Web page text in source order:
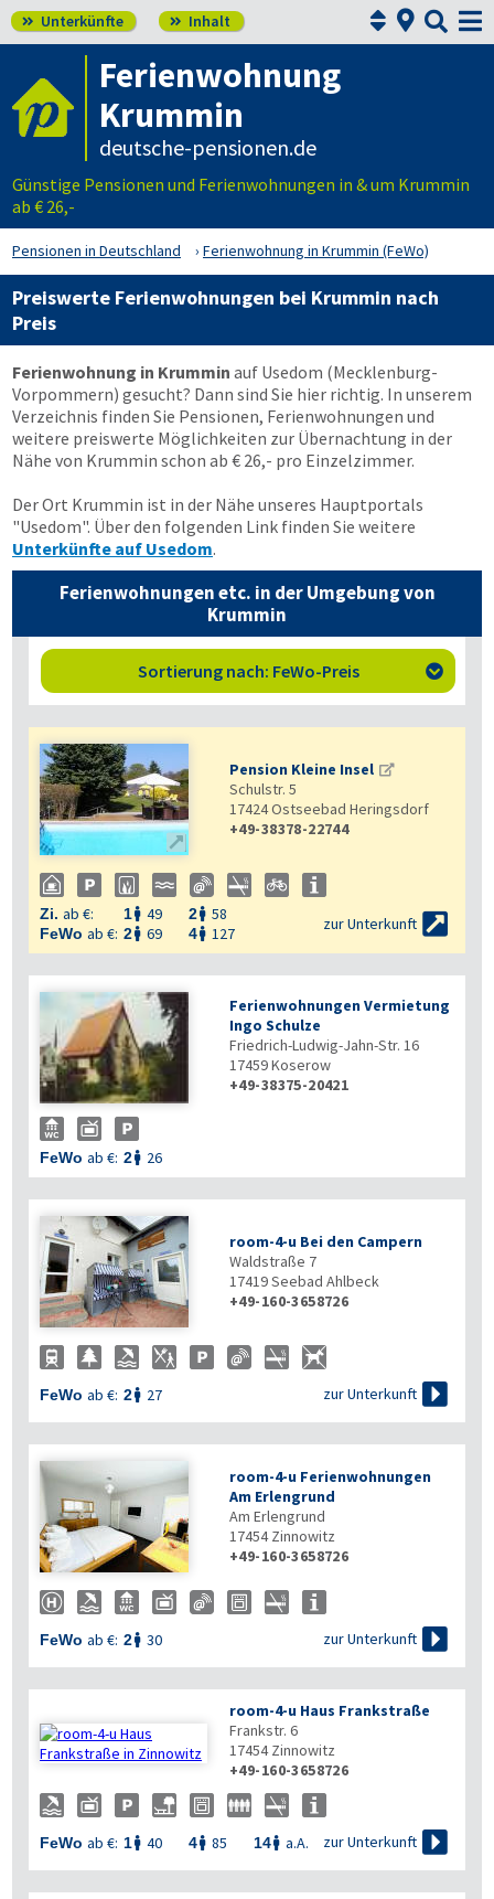
 Unterkünfte  Inhalt  

Ferienwohnung
Krummin
deutsche-pensionen.de
Günstige Pensionen und Ferienwohnungen in & um Krummin
ab € 26,-
Pensionen in Deutschland Ferienwohnung in Krummin (FeWo)
Preiswerte Ferienwohnungen bei Krummin nach
Preis
Ferienwohnung in Krummin auf Usedom (Mecklenburg-
Vorpommern) gesucht? Dann sind Sie hier richtig. In unserem
Verzeichnis finden Sie Pensionen, Ferienwohnungen und
weitere preiswerte Möglichkeiten zur Übernachtung in der
Nähe von Krummin schon ab € 26,- pro Einzelzimmer.
Der Ort Krummin ist in der Nähe unseres Hauptportals
"Usedom". Über den folgenden Link finden Sie weitere
Unterkünfte auf Usedom.
Ferienwohnungen etc. in der Umgebung von
Krummin
Sortierung nach: FeWo-Preis 

Pension Kleine Insel
Schulstr. 5
17424Ostseebad Heringsdorf
+49-38378-22744
Zi. ab €: 1 49 2 58
FeWo ab €: 2 69 4 127
zur Unterkunft 
Ferienwohnungen Vermietung
Ingo Schulze
Friedrich-Ludwig-Jahn-Str. 16
17459Koserow
+49-38375-20421
FeWo ab €: 2 26
room-4-u Bei den Campern
Waldstraße 7
17419Seebad Ahlbeck
+49-160-3658726
FeWo ab €: 2 27 zur Unterkunft 
room-4-u Ferienwohnungen
Am Erlengrund
Am Erlengrund
17454 Zinnowitz
+49-160-3658726
FeWo ab €: 2 30 zur Unterkunft 
room-4-u Haus Frankstraße
Frankstr. 6
17454 Zinnowitz
+49-160-3658726
FeWo ab €: 1 40 4 85 14 a.A. zur Unterkunft 